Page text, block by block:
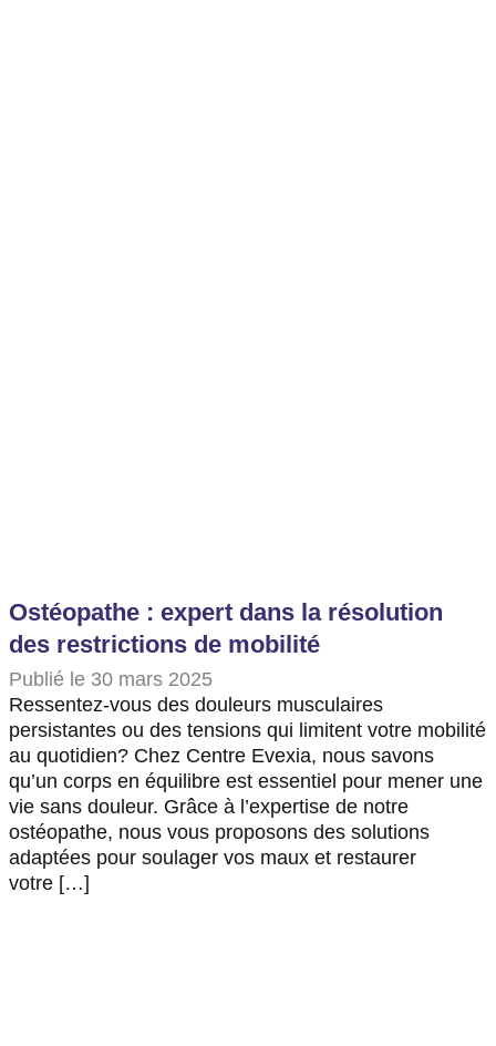
Ostéopathe : expert dans la résolution
des restrictions de mobilité
Publié le 30 mars 2025
Ressentez-vous des douleurs musculaires
persistantes ou des tensions qui limitent votre mobilité
au quotidien? Chez Centre Evexia, nous savons
qu’un corps en équilibre est essentiel pour mener une
vie sans douleur. Grâce à l’expertise de notre
ostéopathe, nous vous proposons des solutions
adaptées pour soulager vos maux et restaurer
votre […]